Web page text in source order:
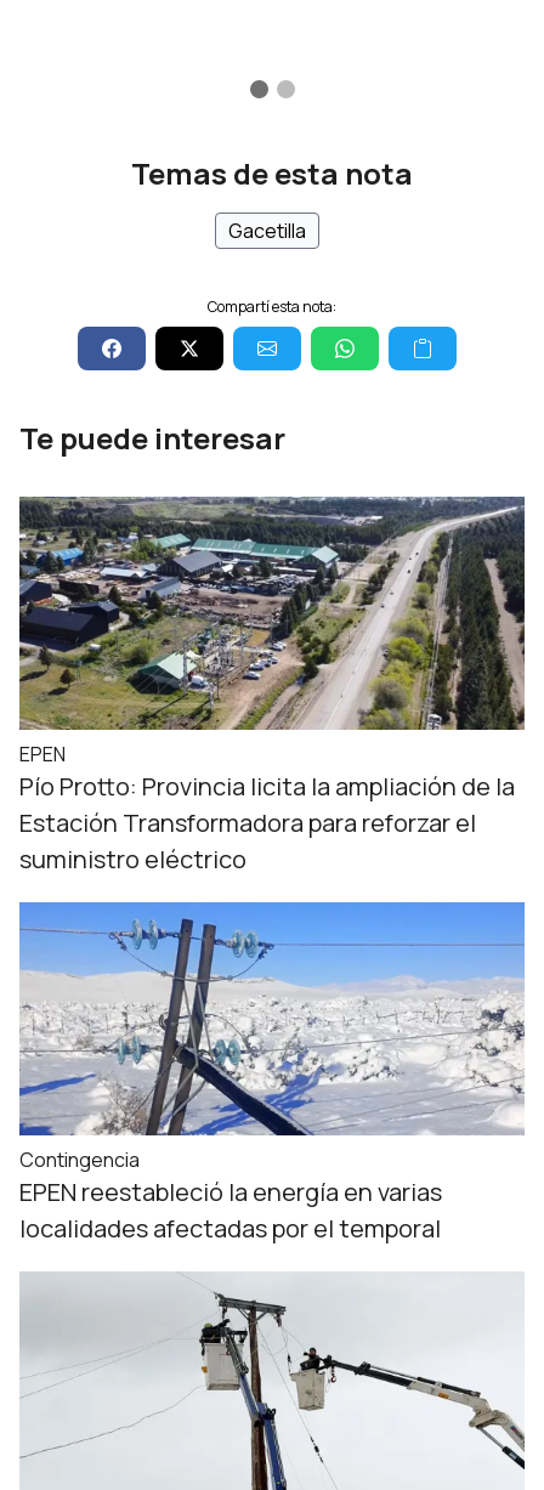
Temas de esta nota
Gacetilla
Compartí esta nota:
Te puede interesar
EPEN
Pío Protto: Provincia licita la ampliación de la
Estación Transformadora para reforzar el
suministro eléctrico
Contingencia
EPEN reestableció la energía en varias
localidades afectadas por el temporal